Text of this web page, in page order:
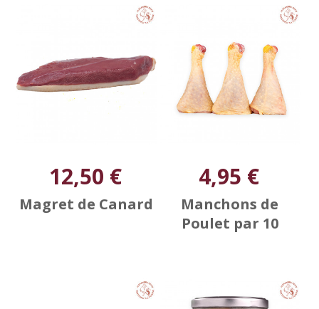
12,50 €
Magret de Canard
4,95 €
Manchons de
Poulet par 10